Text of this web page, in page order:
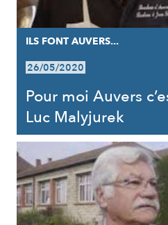
ILS FONT AUVERS...
26/05/2020
Pour moi Auvers
Luc Malyjurek